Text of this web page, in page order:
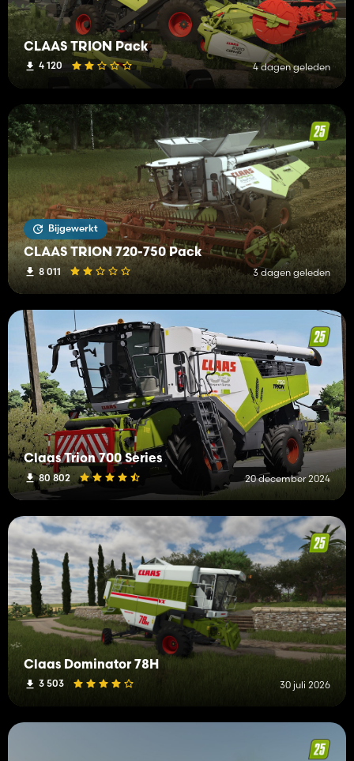
CLAAS TRION Pack
4 120 4 dagen geleden
Bijgewerkt
CLAAS TRION 720-750 Pack
8 011 3 dagen geleden
Claas Trion 700 Series
80 802 20 december 2024
Claas Dominator 78H
3 503 30 juli 2026